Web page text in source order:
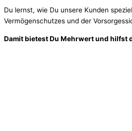
Du lernst, wie Du unsere Kunden
Vermögenschutzes und der
Damit bietest Du Mehrwert und hilfst